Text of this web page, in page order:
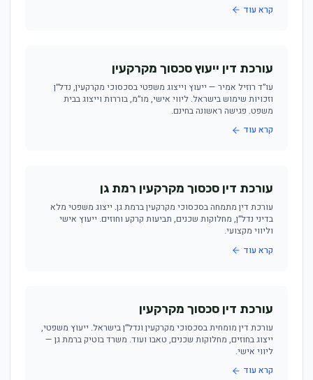
קרא עוד
עורכת דין ייעוץ סכסוך מקרקעין
עו״ד רוזיל אמיר — ייעוץ וייצוג משפטי בסכסוכי מקרקעין, נדל״ן
וזכויות שימוש בישראל. ליווי אישי, מו״מ, בוררות וייצוג בבית
משפט. פגישה ראשונה בחינם.
קרא עוד
עורכת דין סכסוך מקרקעין רמת גן
עורכת דין מתמחה בסכסוכי מקרקעין ברמת גן. ייצוג משפטי מלא
בדיני נדל״ן, מחלוקות שכנים, תביעות קרקע וחוזים. ייעוץ אישי
וליווי מקצועי.
קרא עוד
עורכת דין סכסוך מקרקעין
עורכת דין מומחית בסכסוכי מקרקעין ונדל״ן בישראל. ייעוץ משפטי,
ייצוג בחוזים, מחלוקות שכנים, טאבו ועוד. משרד בוטיק ברמת גן —
ליווי אישי.
קרא עוד